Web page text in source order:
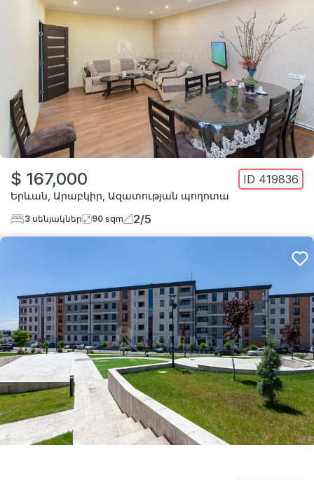
$ 167,000 ID 419836
Երևան Արաբկիր Ազատության պողոտա
3 սենյակներ 90 sqm 2/5